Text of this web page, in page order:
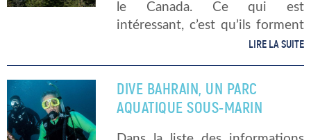
le Canada. Ce qui est
intéressant, c’est qu’ils forment
le groupement de lacs constitué
[…]
LIRE LA SUITE
DIVE BAHRAIN, UN PARC
AQUATIQUE SOUS-MARIN